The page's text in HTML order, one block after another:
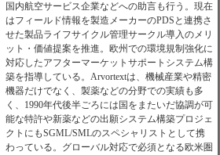
国内航空サービス企業などへの助言も行う。現在
はフィールド情報を製造メーカーのPDSと連携さ
せた製品ライフサイクル管理サークル導入のメリ
ット・価値提案を推進。欧州での環境規制強化に
対応したアフターマーケットサポートシステム構
築を指導している。Arvortextは、機械産業や精密
機器だけでなく、製薬などの分野での実績も多
く、1990年代後半ごろには国をまたいだ協調が可
能な特許や新薬などの出願システム構築プロジェ
クトにもSGML/SMLのスペシャリストとして携
わっている。グローバル対応で必須となる欧米圏